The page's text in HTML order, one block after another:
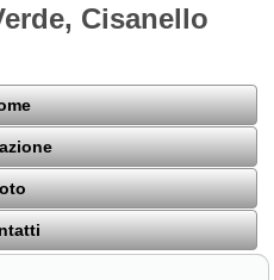
Cisanello